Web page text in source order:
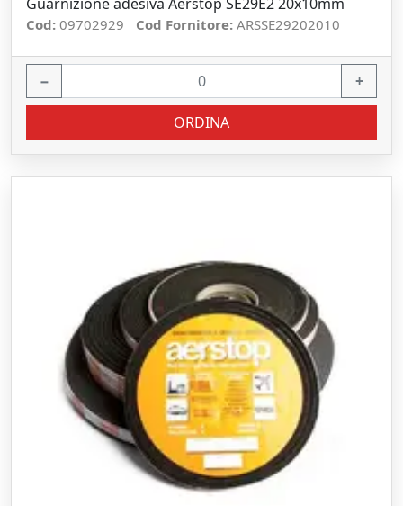
Cod: 09702929 Cod Fornitore: ARSSE29202010
− +
ORDINA